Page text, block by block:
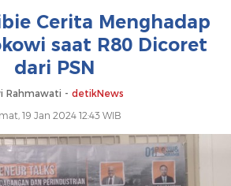
Cerita Menghadap
saat R80 Dicoret
dari PSN
Rahmawati - detikNews
19 Jan 2024 12:43 WIB